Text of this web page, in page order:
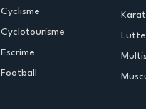
Cyclisme
Cyclotourisme
Escrime
Football
Lutte